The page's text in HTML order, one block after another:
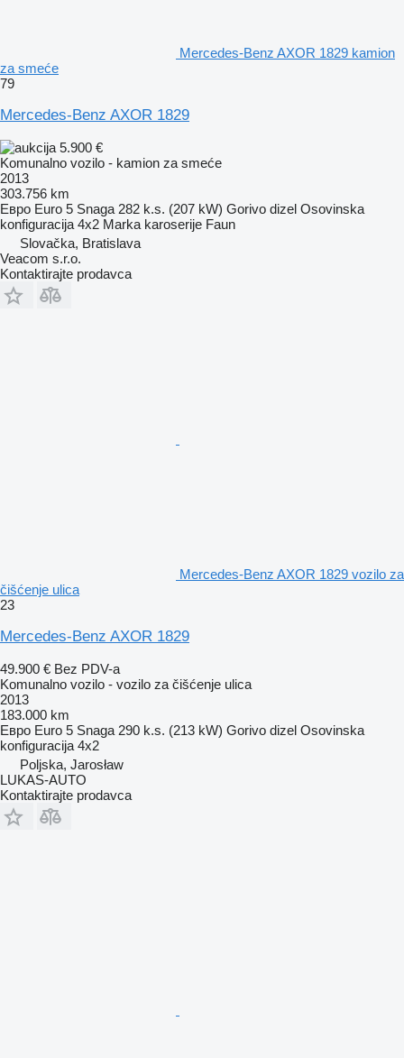
Mercedes-Benz AXOR 1829 kamion
za smeće
79
Mercedes-Benz AXOR 1829
5.900 €
Komunalno vozilo - kamion za smeće
2013
303.756 km
Евро Euro 5 Snaga 282 k.s. (207 kW) Gorivo dizel Osovinska
konfiguracija 4x2 Marka karoserije Faun
Slovačka, Bratislava
Veacom s.r.o.
Kontaktirajte prodavca
Mercedes-Benz AXOR 1829 vozilo za
čišćenje ulica
23
Mercedes-Benz AXOR 1829
49.900 € Bez PDV-a
Komunalno vozilo - vozilo za čišćenje ulica
2013
183.000 km
Евро Euro 5 Snaga 290 k.s. (213 kW) Gorivo dizel Osovinska
konfiguracija 4x2
Poljska, Jarosław
LUKAS-AUTO
Kontaktirajte prodavca